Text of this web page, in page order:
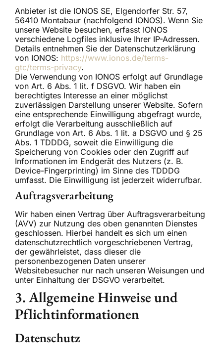
Anbieter ist die IONOS SE, Elgendorfer Str. 57,
56410 Montabaur (nachfolgend IONOS). Wenn Sie
unsere Website besuchen, erfasst IONOS
verschiedene Logfiles inklusive Ihrer IP-Adressen.
Details entnehmen Sie der Datenschutzerklärung
von IONOS: https://www.ionos.de/terms-
gtc/terms-privacy.
Die Verwendung von IONOS erfolgt auf Grundlage
von Art. 6 Abs. 1 lit. f DSGVO. Wir haben ein
berechtigtes Interesse an einer möglichst
zuverlässigen Darstellung unserer Website. Sofern
eine entsprechende Einwilligung abgefragt wurde,
erfolgt die Verarbeitung ausschließlich auf
Grundlage von Art. 6 Abs. 1 lit. a DSGVO und § 25
Abs. 1 TDDDG, soweit die Einwilligung die
Speicherung von Cookies oder den Zugriff auf
Informationen im Endgerät des Nutzers (z. B.
Device-Fingerprinting) im Sinne des TDDDG
umfasst. Die Einwilligung ist jederzeit widerrufbar.
Auftragsverarbeitung
Wir haben einen Vertrag über Auftragsverarbeitung
(AVV) zur Nutzung des oben genannten Dienstes
geschlossen. Hierbei handelt es sich um einen
datenschutzrechtlich vorgeschriebenen Vertrag,
der gewährleistet, dass dieser die
personenbezogenen Daten unserer
Websitebesucher nur nach unseren Weisungen und
unter Einhaltung der DSGVO verarbeitet.
3. Allgemeine Hinweise und
Pflicht­informationen
Datenschutz